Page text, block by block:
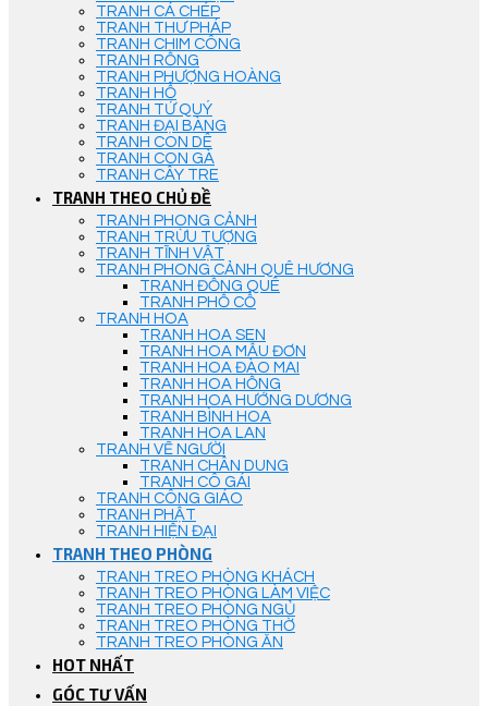
TRANH CÁ CHÉP
TRANH THƯ PHÁP
TRANH CHIM CÔNG
TRANH RỒNG
TRANH PHƯỢNG HOÀNG
TRANH HỔ
TRANH TỨ QUÝ
TRANH ĐẠI BÀNG
TRANH CON DÊ
TRANH CON GÀ
TRANH CÂY TRE
TRANH THEO CHỦ ĐỀ
TRANH PHONG CẢNH
TRANH TRỪU TƯỢNG
TRANH TĨNH VẬT
TRANH PHONG CẢNH QUÊ HƯƠNG
TRANH ĐỒNG QUÊ
TRANH PHỐ CỔ
TRANH HOA
TRANH HOA SEN
TRANH HOA MẪU ĐƠN
TRANH HOA ĐÀO MAI
TRANH HOA HỒNG
TRANH HOA HƯỚNG DƯƠNG
TRANH BÌNH HOA
TRANH HOA LAN
TRANH VẼ NGƯỜI
TRANH CHÂN DUNG
TRANH CÔ GÁI
TRANH CÔNG GIÁO
TRANH PHẬT
TRANH HIỆN ĐẠI
TRANH THEO PHÒNG
TRANH TREO PHÒNG KHÁCH
TRANH TREO PHÒNG LÀM VIỆC
TRANH TREO PHÒNG NGỦ
TRANH TREO PHÒNG THỜ
TRANH TREO PHÒNG ĂN
HOT NHẤT
GÓC TƯ VẤN